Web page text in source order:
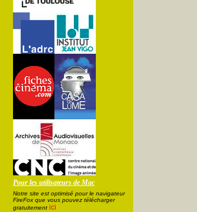
Pour les utilisateurs de Mac
Notre site est optimisé pour le navigateur
FireFox que vous pouvez télécharger
gratuitement ici